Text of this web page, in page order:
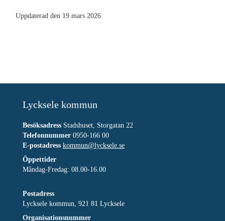
Uppdaterad den 19 mars 2026
Lycksele kommun
Besöksadress Stadshuset, Storgatan 22
Telefonnummer 0950-166 00
E-postadress kommun@lycksele.se
Öppettider
Måndag-Fredag: 08.00-16.00
Postadress
Lycksele kommun, 921 81 Lycksele
Organisationsnummer